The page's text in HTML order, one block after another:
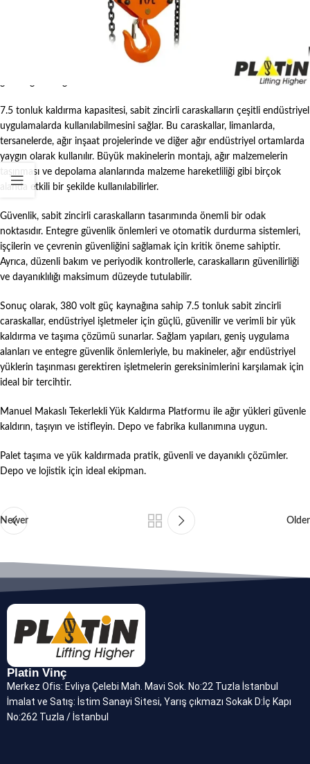
Sabit zincirli caraskallar, sağlam ve dayanıklı yapılarıyla bilinirler. Yüksek
kaliteli çelikten imal edilen zincirler, ağır yüklerin güvenli bir şekilde
kaldırılmasını sağlar. 380 volt güç kaynağı, caraskalların sürekli ve istikrarlı
bir şekilde çalışmasını sağlayarak yüksek performanslı operasyonlar için
7.5 tonluk kaldırma kapasitesi, sabit zincirli caraskalların çeşitli endüstriyel
uygulamalarda kullanılabilmesini sağlar. Bu caraskallar, limanlarda,
tersanelerde, ağır inşaat projelerinde ve diğer ağır endüstriyel ortamlarda
yaygın olarak kullanılır. Büyük makinelerin montajı, ağır malzemelerin
taşınması ve depolama alanlarında malzeme hareketliliği gibi birçok
alanda etkili bir şekilde kullanılabilirler.
Güvenlik, sabit zincirli caraskalların tasarımında önemli bir odak
noktasıdır. Entegre güvenlik önlemleri ve otomatik durdurma sistemleri,
işçilerin ve çevrenin güvenliğini sağlamak için kritik öneme sahiptir.
Ayrıca, düzenli bakım ve periyodik kontrollerle, caraskalların güvenilirliği
ve dayanıklılığı maksimum düzeyde tutulabilir.
Sonuç olarak, 380 volt güç kaynağına sahip 7.5 tonluk sabit zincirli
caraskallar, endüstriyel işletmeler için güçlü, güvenilir ve verimli bir yük
kaldırma ve taşıma çözümü sunarlar. Sağlam yapıları, geniş uygulama
alanları ve entegre güvenlik önlemleriyle, bu makineler, ağır endüstriyel
yüklerin taşınması gerektiren işletmelerin gereksinimlerini karşılamak için
ideal bir tercihtir.
Manuel Makaslı Tekerlekli Yük Kaldırma Platformu ile ağır yükleri güvenle
kaldırın, taşıyın ve istifleyin. Depo ve fabrika kullanımına uygun.
Palet taşıma ve yük kaldırmada pratik, güvenli ve dayanıklı çözümler.
Depo ve lojistik için ideal ekipman.
Newer Older
Platin Vinç
Merkez Ofis: Evliya Çelebi Mah. Mavi Sok. No:22 Tuzla İstanbul
İmalat ve Satış: İstim Sanayi Sitesi, Yarış çıkmazı Sokak D:İç Kapı
No:262 Tuzla / İstanbul